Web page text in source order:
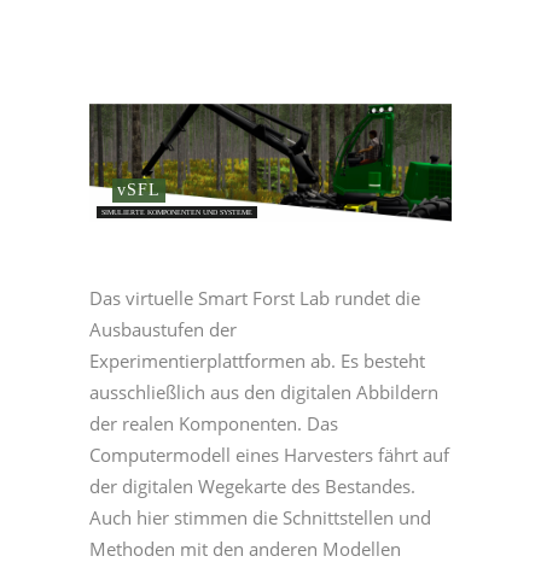
vSFL
SIMULIERTE KOMPONENTEN UND SYSTEME
Das virtuelle Smart Forst Lab rundet die
Ausbaustufen der
Experimentierplattformen ab. Es besteht
ausschließlich aus den digitalen Abbildern
der realen Komponenten. Das
Computermodell eines Harvesters fährt auf
der digitalen Wegekarte des Bestandes.
Auch hier stimmen die Schnittstellen und
Methoden mit den anderen Modellen